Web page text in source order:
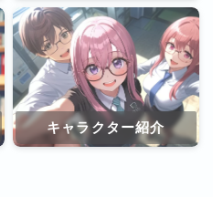
キャラクター紹介